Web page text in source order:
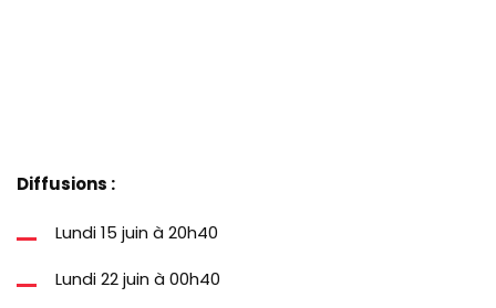
Diffusions :
Lundi 15 juin à 20h40
Lundi 22 juin à 00h40